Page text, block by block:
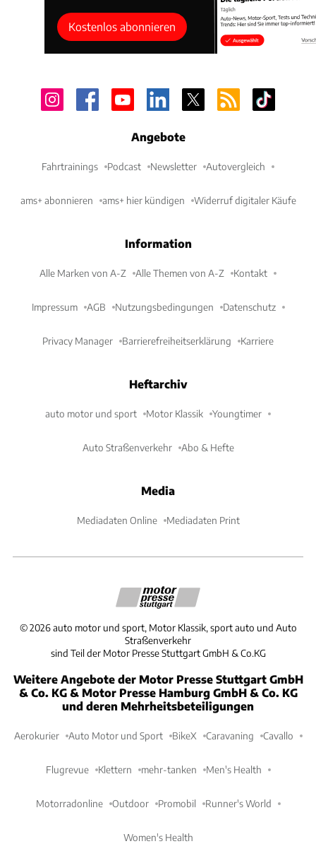
Kostenlos abonnieren
Angebote
Fahrtrainings Podcast Newsletter Autovergleich
ams+ abonnieren ams+ hier kündigen Widerruf digitaler Käufe
Information
Alle Marken von A-Z Alle Themen von A-Z Kontakt
Impressum AGB Nutzungsbedingungen Datenschutz
Privacy Manager Barrierefreiheitserklärung Karriere
Heftarchiv
auto motor und sport Motor Klassik Youngtimer
Auto Straßenverkehr Abo & Hefte
Media
Mediadaten Online Mediadaten Print
©2026 auto motor und sport, Motor Klassik, sport auto und Auto
Straßenverkehr
sind Teil der Motor Presse Stuttgart GmbH & Co.KG
Weitere Angebote der Motor Presse Stuttgart GmbH
& Co. KG & Motor Presse Hamburg GmbH & Co. KG
und deren Mehrheitsbeteiligungen
Aerokurier Auto Motor und Sport BikeX Caravaning Cavallo
Flugrevue Klettern mehr-tanken Men's Health
Motorradonline Outdoor Promobil Runner's World
Women's Health